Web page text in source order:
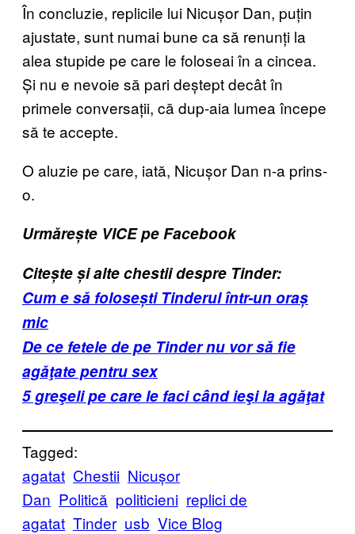
În concluzie, replicile lui Nicușor Dan, puțin
ajustate, sunt numai bune ca să renunți la
alea stupide pe care le foloseai în a cincea.
Și nu e nevoie să pari deștept decât în
primele conversații, că dup-aia lumea începe
să te accepte.
O aluzie pe care, iată, Nicușor Dan n-a prins-
o.
Urmărește VICE pe Facebook
Citește și alte chestii despre Tinder:
Cum e să folosești Tinderul într-un oraș
mic
De ce fetele de pe Tinder nu vor să fie
agăţate pentru sex
5 greşeli pe care le faci când ieşi la agăţat
Tagged:
agatat Chestii Nicușor
Dan Politică politicieni replici de
agatat Tinder usb Vice Blog